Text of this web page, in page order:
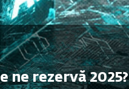
ne rezervă 2025?